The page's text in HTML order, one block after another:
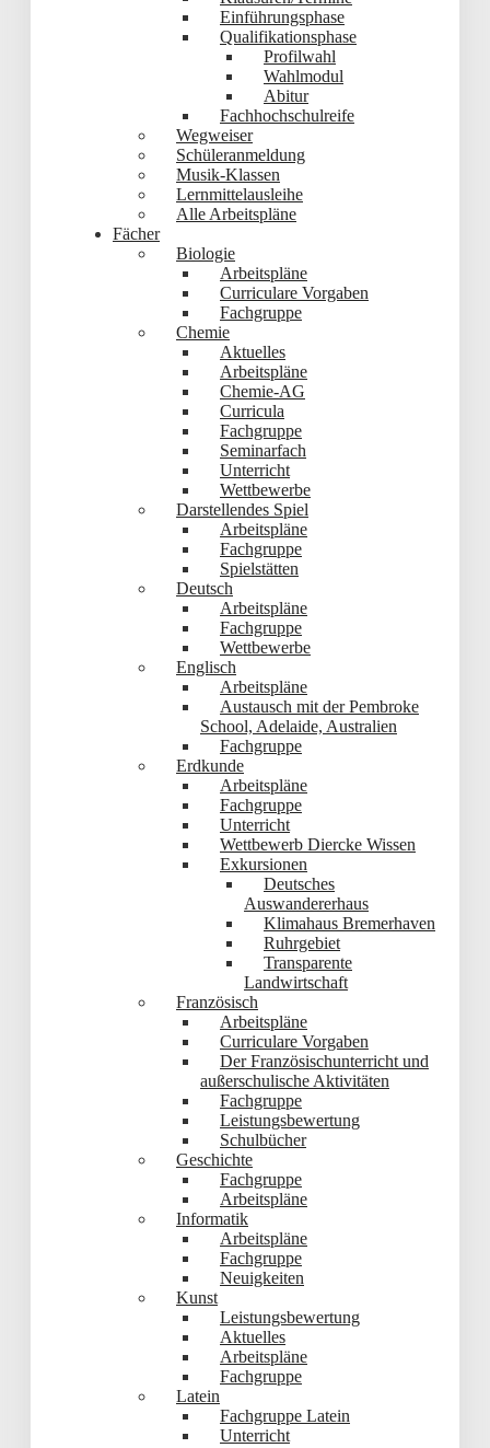
Einführungsphase
Qualifikationsphase
Profilwahl
Wahlmodul
Abitur
Fachhochschulreife
Wegweiser
Schüleranmeldung
Musik-Klassen
Lernmittelausleihe
Alle Arbeitspläne
Fächer
Biologie
Arbeitspläne
Curriculare Vorgaben
Fachgruppe
Chemie
Aktuelles
Arbeitspläne
Chemie-AG
Curricula
Fachgruppe
Seminarfach
Unterricht
Wettbewerbe
Darstellendes Spiel
Arbeitspläne
Fachgruppe
Spielstätten
Deutsch
Arbeitspläne
Fachgruppe
Wettbewerbe
Englisch
Arbeitspläne
Austausch mit der Pembroke
School, Adelaide, Australien
Fachgruppe
Erdkunde
Arbeitspläne
Fachgruppe
Unterricht
Wettbewerb Diercke Wissen
Exkursionen
Deutsches
Auswandererhaus
Klimahaus Bremerhaven
Ruhrgebiet
Transparente
Landwirtschaft
Französisch
Arbeitspläne
Curriculare Vorgaben
Der Französischunterricht und
außerschulische Aktivitäten
Fachgruppe
Leistungsbewertung
Schulbücher
Geschichte
Fachgruppe
Arbeitspläne
Informatik
Arbeitspläne
Fachgruppe
Neuigkeiten
Kunst
Leistungsbewertung
Aktuelles
Arbeitspläne
Fachgruppe
Latein
Fachgruppe Latein
Unterricht